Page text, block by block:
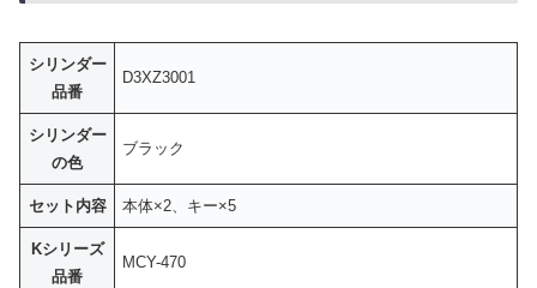
シリンダー
品番
D3XZ3001
シリンダー
の色
ブラック
セット内容 本体×2、キー×5
Kシリーズ
品番
MCY-470